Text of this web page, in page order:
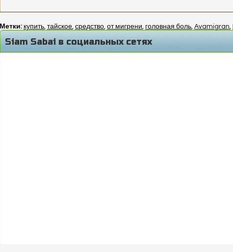
Метки: купить, тайское, средство, от мигрени, головная боль, Avamigran,
Siam Sabai в социальных сетях